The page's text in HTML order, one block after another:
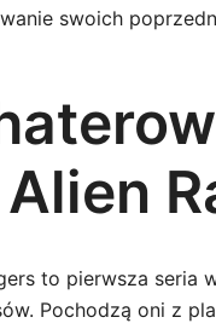
swoich
to pierwsza seria
Pochodzą oni z